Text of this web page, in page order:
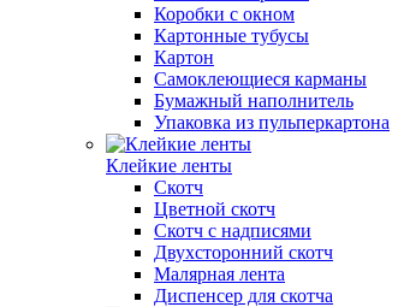
Коробки с окном
Картонные тубусы
Картон
Самоклеющиеся карманы
Бумажный наполнитель
Упаковка из пульперкартона
Клейкие ленты
Скотч
Цветной скотч
Скотч с надписями
Двухсторонний скотч
Малярная лента
Диспенсер для скотча